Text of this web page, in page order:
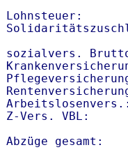
Lohnsteuer:
sozialvers.
Z-Vers. VBL:
Abzüge gesamt: